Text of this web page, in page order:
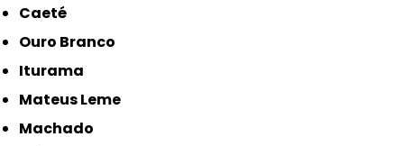
Caeté
Ouro Branco
Iturama
Mateus Leme
Machado